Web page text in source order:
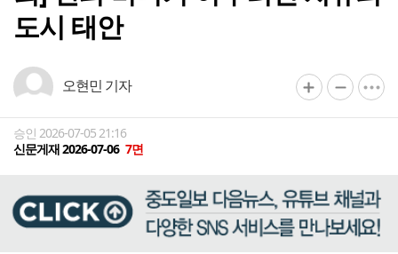
도시 태안
오현민 기자
승인 2026-07-05 21:16
신문게재 2026-07-06 7면